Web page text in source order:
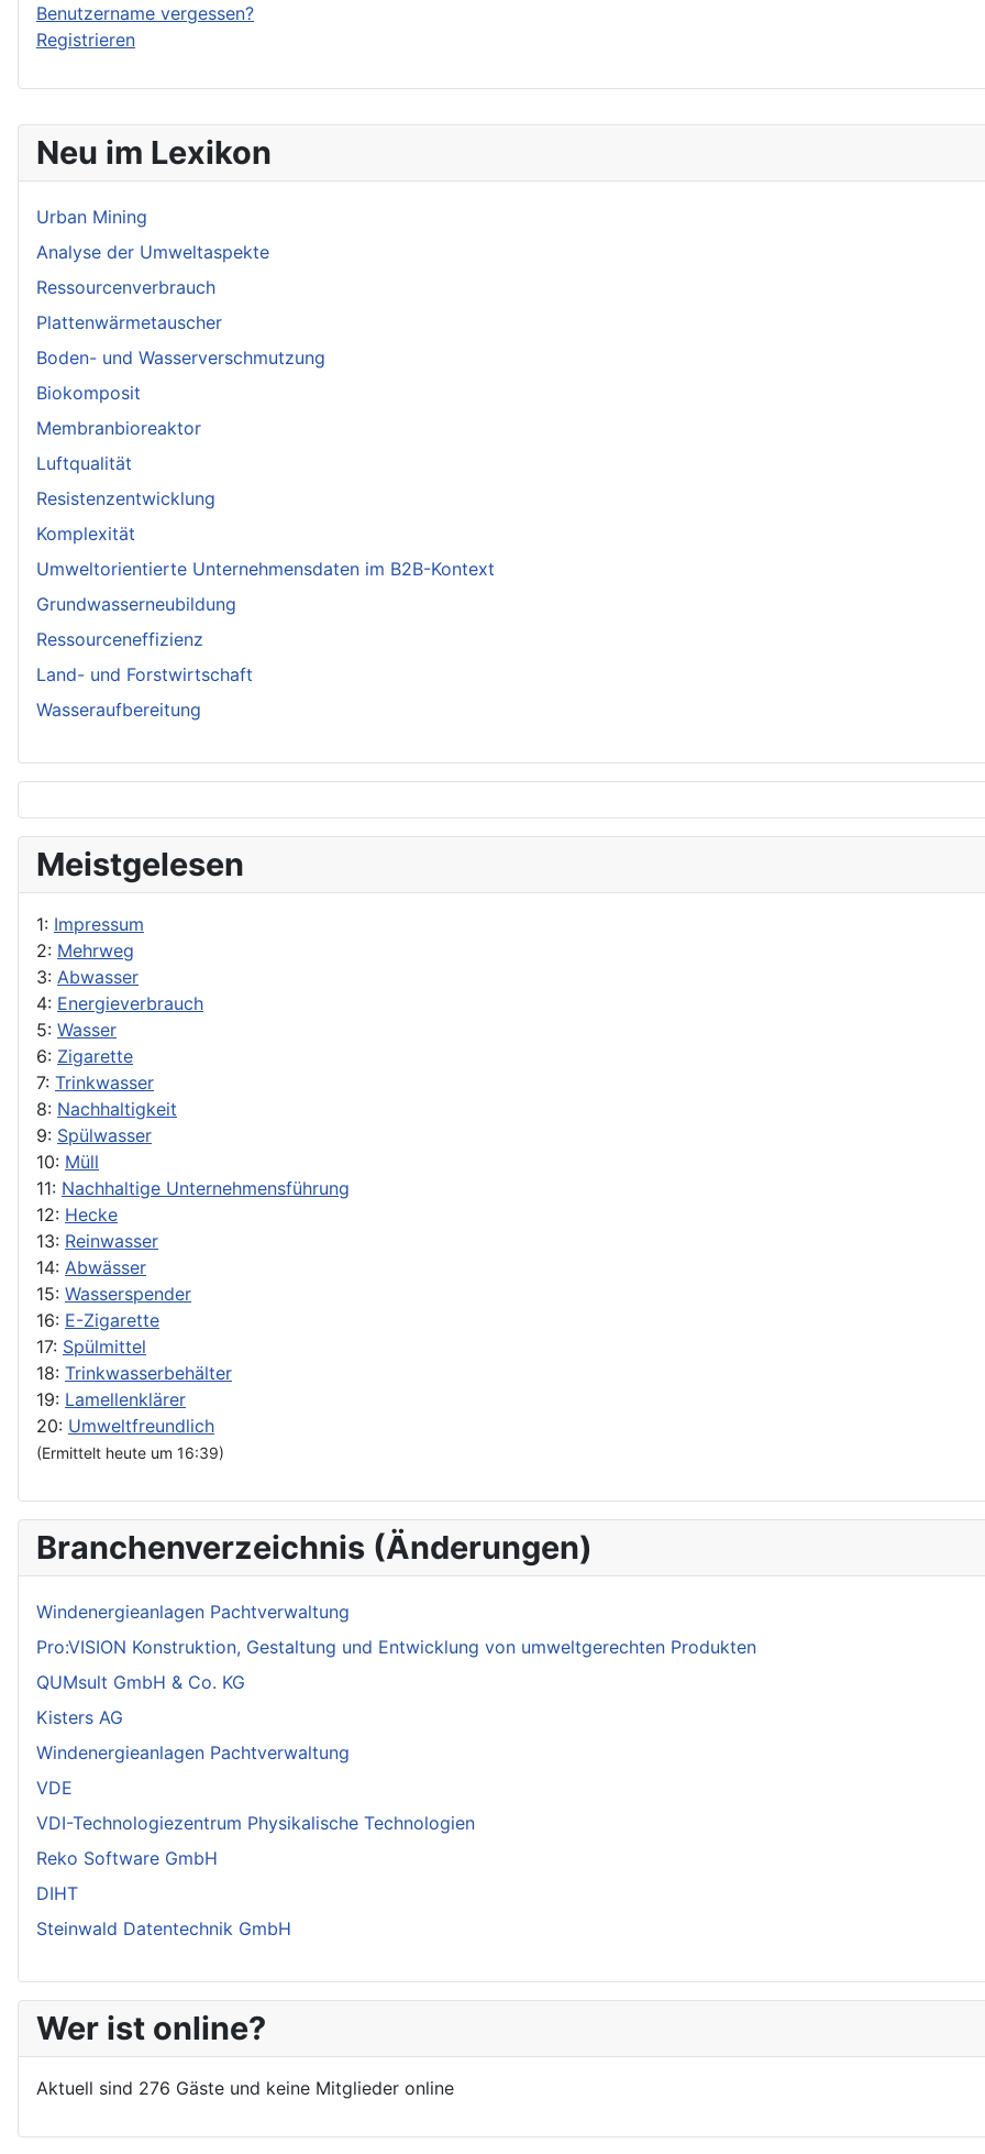
Neu im Lexikon
Urban Mining
Analyse der Umweltaspekte
Ressourcenverbrauch
Plattenwärmetauscher
Boden- und Wasserverschmutzung
Biokomposit
Membranbioreaktor
Luftqualität
Resistenzentwicklung
Komplexität
Umweltorientierte Unternehmensdaten im B2B-Kontext
Grundwasserneubildung
Ressourceneffizienz
Land- und Forstwirtschaft
Wasseraufbereitung
Meistgelesen
1: Impressum
2: Mehrweg
3: Abwasser
4: Energieverbrauch
5: Wasser
6: Zigarette
7: Trinkwasser
8: Nachhaltigkeit
9: Spülwasser
10: Müll
11: Nachhaltige Unternehmensführung
12: Hecke
13: Reinwasser
14: Abwässer
15: Wasserspender
16: E-Zigarette
17: Spülmittel
18: Trinkwasserbehälter
19: Lamellenklärer
20: Umweltfreundlich
(Ermittelt heute um 16:39)
Branchenverzeichnis (Änderungen)
Windenergieanlagen Pachtverwaltung
Pro:VISION Konstruktion, Gestaltung und Entwicklung von umweltgerechten Produkten
QUMsult GmbH & Co. KG
Kisters AG
Windenergieanlagen Pachtverwaltung
VDE
VDI-Technologiezentrum Physikalische Technologien
Reko Software GmbH
DIHT
Steinwald Datentechnik GmbH
Wer ist online?
Aktuell sind 276 Gäste und keine Mitglieder online
Benutzername vergessen?
Registrieren